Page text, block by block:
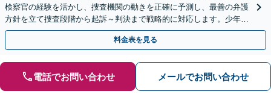
検察官の経験を活かし、捜査機関の動きを正確に予測し、最善の弁護
方針を立て捜査段階から起訴～判決まで戦略的に対応します。少年事
件ではお子さまの更生と社会復帰への道筋を共に考えます
料金表を見る
電話でお問い合わせ メールでお問い合わせ